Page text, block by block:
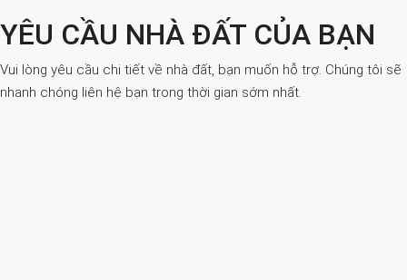
YÊU CẦU NHÀ ĐẤT CỦA BẠN
Vui lòng yêu cầu chi tiết về nhà đất, bạn muốn hỗ trợ. Chúng tôi sẽ
nhanh chóng liên hệ bạn trong thời gian sớm nhất.